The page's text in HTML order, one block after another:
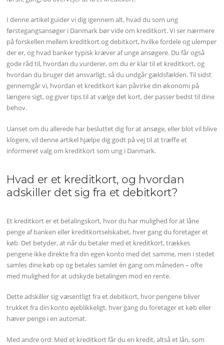
I denne artikel guider vi dig igennem alt, hvad du som ung
førstegangsansøger i Danmark bør vide om kreditkort. Vi ser nærmere
på forskellen mellem kreditkort og debitkort, hvilke fordele og ulemper
der er, og hvad banker typisk kræver af unge ansøgere. Du får også
gode råd til, hvordan du vurderer, om du er klar til et kreditkort, og
hvordan du bruger det ansvarligt, så du undgår gældsfælden. Til sidst
gennemgår vi, hvordan et kreditkort kan påvirke din økonomi på
længere sigt, og giver tips til at vælge det kort, der passer bedst til dine
behov.
Uanset om du allerede har besluttet dig for at ansøge, eller blot vil blive
klogere, vil denne artikel hjælpe dig godt på vej til at træffe et
informeret valg om kreditkort som ung i Danmark.
Hvad er et kreditkort, og hvordan
adskiller det sig fra et debitkort?
Et kreditkort er et betalingskort, hvor du har mulighed for at låne
penge af banken eller kreditkortselskabet, hver gang du foretager et
køb. Det betyder, at når du betaler med et kreditkort, trækkes
pengene ikke direkte fra din egen konto med det samme, men i stedet
samles dine køb op og betales samlet én gang om måneden – ofte
med mulighed for at udskyde betalingen mod en rente.
Dette adskiller sig væsentligt fra et debitkort, hvor pengene bliver
trukket fra din konto øjeblikkeligt, hver gang du foretager et køb eller
hæver penge i en automat.
Med andre ord: Med et kreditkort får du en kredit, altså et lån, som